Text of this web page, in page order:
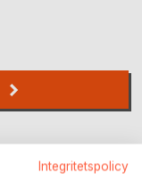
Integritetspolicy